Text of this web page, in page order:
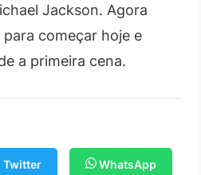
Jackson. Agora
começar hoje e
a primeira cena.
Twitter WhatsApp